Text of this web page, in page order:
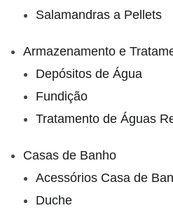
Salamandras a Pellets
Armazenamento e
Depósitos de Água
Fundição
Tratamento de Águas
Casas de Banho
Acessórios Casa de
Duche